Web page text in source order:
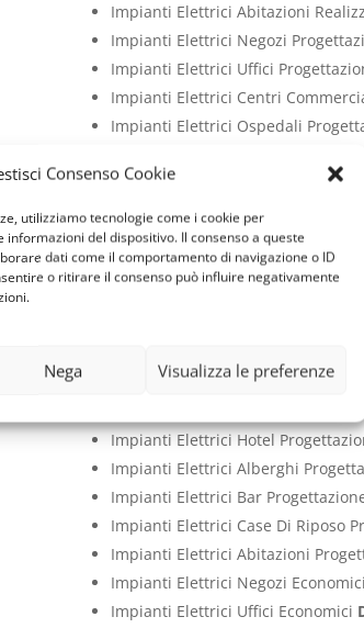
Consenso Cookie
utilizziamo tecnologie come i cookie per
del dispositivo. Il consenso a queste
dati come il comportamento di navigazione o ID
o ritirare il consenso può influire negativamente
Nega Visualizza le preferenze
Impianti Elettrici Abitazioni
Impianti Elettrici Negozi
Impianti Elettrici Uffici
Impianti Elettrici Centri
Impianti Elettrici Ospedali
Impianti Elettrici Studi Medici
Impianti Elettrici Ristoranti
Impianti Elettrici Palestre
Impianti Elettrici Attività
Impianti Elettrici Capannoni
Impianti Elettrici Aziende
Impianti Elettrici Cliniche
Impianti Elettrici Case
Impianti Elettrici Ville
Impianti Elettrici Appartamenti
Impianti Elettrici Hotel
Impianti Elettrici Alberghi
Impianti Elettrici Bar
Impianti Elettrici Case Di Riposo
Impianti Elettrici Abitazioni
Impianti Elettrici Negozi Economici
Impianti Elettrici Uffici Economici